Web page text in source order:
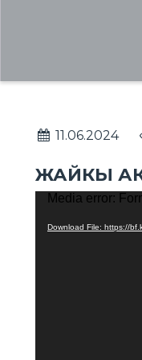
11.06.2024
ЖАЙКЫ
Video
Media error:
Download File: https://